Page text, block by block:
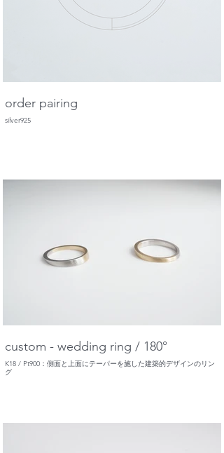
order pairing
silver925
custom - wedding ring / 180°
K18 / Pt900：側面と上面にテーパーを施した建築的デザインのリン
グ